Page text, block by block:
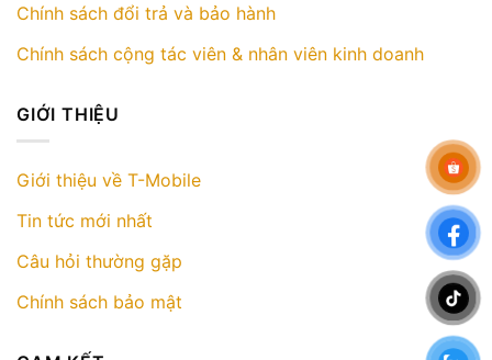
Chính sách đổi trả và bảo hành
Chính sách cộng tác viên & nhân viên kinh doanh
GIỚI THIỆU
Giới thiệu về T-Mobile
Tin tức mới nhất
Câu hỏi thường gặp
Chính sách bảo mật